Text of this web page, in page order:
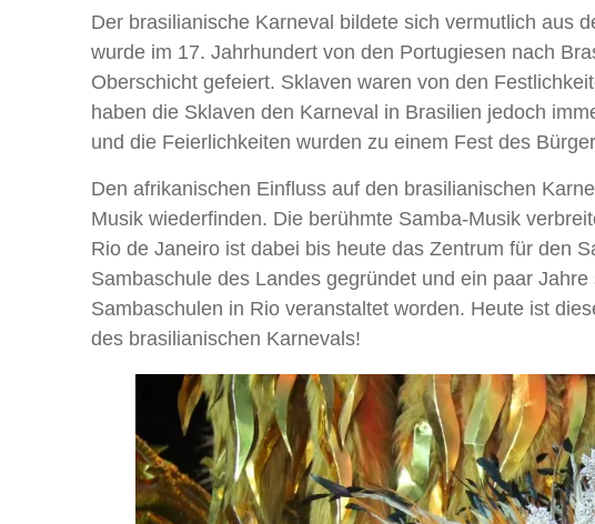
Der brasilianische Karneval bildete sich vermutlich aus
wurde im 17. Jahrhundert von den Portugiesen nach
Oberschicht gefeiert. Sklaven waren von den
haben die Sklaven den Karneval in Brasilien jedoch
und die Feierlichkeiten wurden zu einem Fest des
Den afrikanischen Einfluss auf den brasilianischen
Musik wiederfinden. Die berühmte Samba-Musik
Rio de Janeiro ist dabei bis heute das Zentrum für den
Sambaschule des Landes gegründet und ein paar
Sambaschulen in Rio veranstaltet worden. Heute ist
des brasilianischen Karnevals!